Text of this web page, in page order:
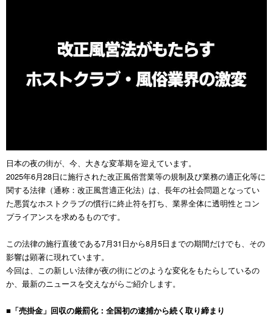
日本の夜の街が、今、大きな変革期を迎えています。
2025年6月28日に施行された改正風俗営業等の規制及び業務の適正化等に
関する法律（通称：改正風営適正化法）は、長年の社会問題となってい
た悪質なホストクラブの慣行に終止符を打ち、業界全体に透明性とコン
プライアンスを求めるものです。
この法律の施行直後である7月31日から8月5日までの期間だけでも、その
影響は顕著に現れています。
今回は、この新しい法律が夜の街にどのような変化をもたらしているの
か、最新のニュースを交えながらご紹介します。
■「売掛金」回収の厳罰化：全国初の逮捕から続く取り締まり